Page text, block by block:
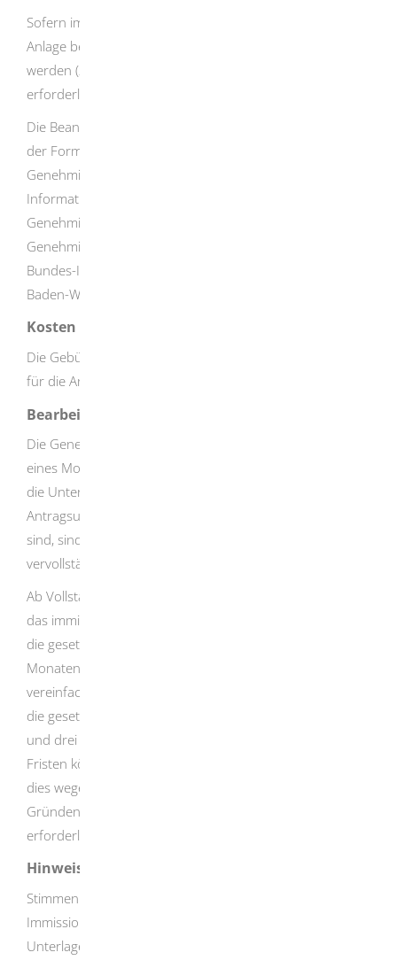
Sofern im Rahmen des Genehmigungsverfahrens die
Anlage betreffende behördliche Entscheidungen miterteilt
werden (zum Beispiel Baugenehmigung), sind die hierzu
erforderlichen Unterlagen ebenfalls einzureichen.
Die Beantragung hat grundsätzlich unter Verwendung
der Formblätter zum Antrag auf immissionsrechtliche
Genehmigung zu erfolgen.
Informationen zum immissionsschutzrechtlichen
Genehmigungsverfahren finden Sie im Leitfaden -
Genehmigungs- und Anzeigeverfahren nach dem
Bundes-Immissionsschutzgesetz
Baden-Württemberg.
Kosten
Die Gebühren richten sich nach den Investitionskosten
für die Anlage.
Bearbeitungsdauer
Die Genehmigungsbehörde hat in der Regel innerhalb
eines Monats nach Eingang des Antrags zur prüfen, ob
die Unterlagen vollständig sind. Sofern die
Antragsunterlagen für eine Beurteilung nicht ausreichend
sind, sind diese durch den Antragsteller zu
vervollständigen.
Ab Vollständigkeit der Antragsunterlagen beginnen für
das immissionsschutzrechtliche Genehmigungsverfahren
die gesetzlichen Fristen, bei Neuanlagen von sieben
Monaten in einem förmlichen und drei Monaten in einem
vereinfachten Verfahren.
die gesetzliche Frist sechs Monate in einem förmlichen
und drei Monate in einem vereinfachten Verfahren.
Fristen können um drei Monate verlängert werden, wenn
dies wegen der Schwierigkeit der Prüfung oder aus
Gründen, die dem Antragssteller zuzurechnen sind,
erforderlich ist.
Hinweise
Stimmen Sie sich im Vorfeld mit der zuständigen
Immissionsschutzbehörde bezüglich der erforderlichen
Unterlagen ab.